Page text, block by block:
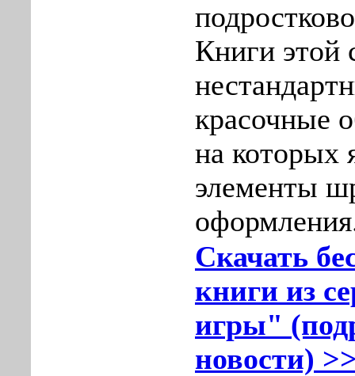
Книги этой
красочные
на которых
элементы
Скачать
книги из
игры"
новости)